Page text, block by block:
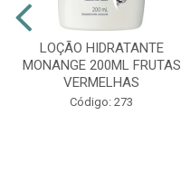
LOÇÃO HIDRATANTE
MONANGE 200ML FRUTAS
VERMELHAS
Código: 273